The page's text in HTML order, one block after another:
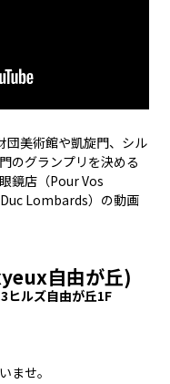
美術館や凱旋門、シル
のグランプリを決める
鏡店（Pour Vos
Lombards）の動画
自由が丘)
ヒルズ自由が丘1F
ませ。